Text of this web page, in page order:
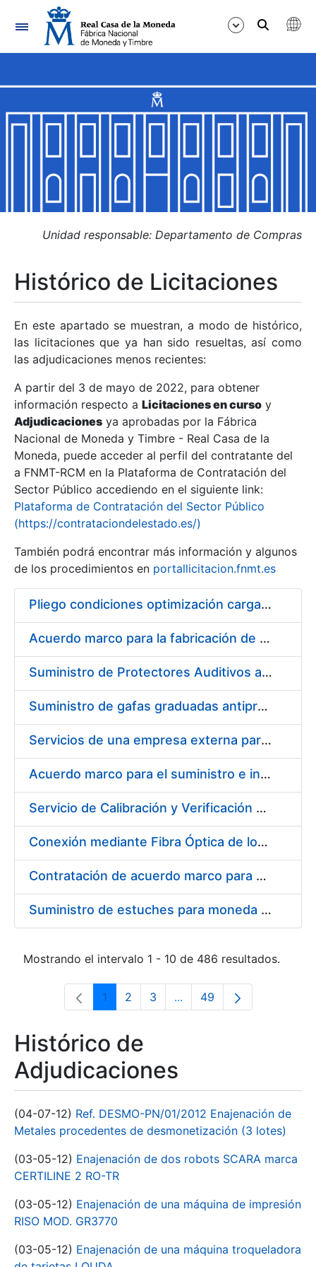
Navegación
Mostrar/Ocultar
Mostrar/Ocultar
Mostrar/Ocultar
Mostrar/Ocultar
Mostrar/Ocultar
Mostrar/Ocultar
Unidad responsable: Departamento de Compras
Histórico de Licitaciones
En este apartado se muestran, a modo de histórico,
las licitaciones que ya han sido resueltas, así como
las adjudicaciones menos recientes:
A partir del 3 de mayo de 2022, para obtener
información respecto a Licitaciones en curso y
Adjudicaciones ya aprobadas por la Fábrica
Nacional de Moneda y Timbre - Real Casa de la
Moneda, puede acceder al perfil del contratante del
a FNMT-RCM en la Plataforma de Contratación del
Sector Público accediendo en el siguiente link:
Plataforma de Contratación del Sector Público
(https://contrataciondelestado.es/)
También podrá encontrar más información y algunos
de los procedimientos en portallicitacion.fnmt.es
Pliego condiciones optimización cargas compras firmado
Acuerdo marco para la fabricación de piezas
Suministro de Protectores Auditivos a medida para las personas trabajadoras de los Centros de Trabajo de Madrid y Burgos
Suministro de gafas graduadas antiproyecciones para los trabajadores de la FNMT-RCM en los centros de trabajo de Madrid y Burgos
Servicios de una empresa externa para el asesoramiento y resolución de los recursos de alzada que se presentan relacionados con procesos de selección para la FNMT-RCM
Acuerdo marco para el suministro e instalación de persianas, estores y otros complementos
Servicio de Calibración y Verificación Externa de los Equipos de Medición del Servicio de Prevención de la FNMT-RCM
Conexión mediante Fibra Óptica de los Centros de Proceso de Datos (CPDs) de las sedes de la FNMT-RCM de Burgos y Madrid
Contratación de acuerdo marco para el Suministro de Material de Electricidad para la Fábrica Nacional de Moneda y Timbre-Real Casa de la Moneda en su centro de trabajo de Burgos
Suministro de estuches para moneda de 30 €
Mostrando el intervalo 1 - 10 de 486 resultados.
Página
1 Página
2 Página
3 ...Páginas intermedias Use
Página
49
Histórico de
Adjudicaciones
(04-07-12) Ref. DESMO-PN/01/2012 Enajenación de
Metales procedentes de desmonetización (3 lotes)
(03-05-12) Enajenación de dos robots SCARA marca
CERTILINE 2 RO-TR
(03-05-12) Enajenación de una máquina de impresión
RISO MOD. GR3770
(03-05-12) Enajenación de una máquina troqueladora